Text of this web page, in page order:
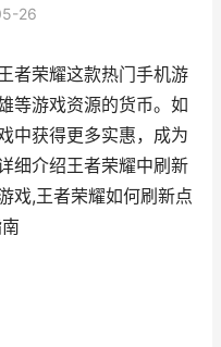
26
者荣耀这款热门手机游
等游戏资源的货币。如
中获得更多实惠，成为
细介绍王者荣耀中刷新
戏,王者荣耀如何刷新点